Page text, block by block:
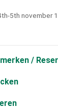
5th november